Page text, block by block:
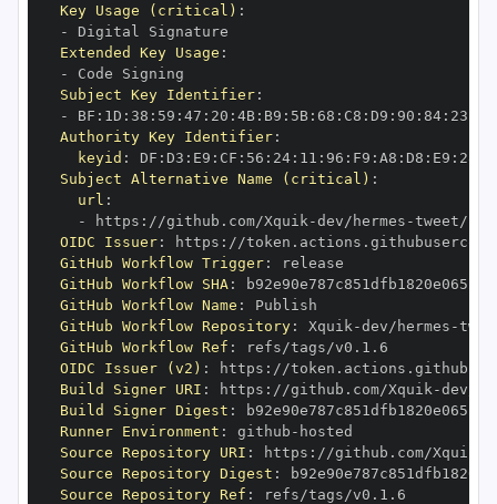
Key Usage (critical) :
-
Extended Key Usage :
-
Subject Key Identifier:
-
BF : 1D : 38 : 59 : 47 : 20 : 4B: B9 : 5B: 68 : C8 : D9 : 90 : 84: 23
Authority Key Identifier:
keyid : DF : D3 : E9 : CF : 56 : 24: 11 : 96 : F9 : A8 : D8 : E9 : 28
Subject Alternative Name (critical) :
url :
-
https : //github.com/Xquik -dev/hermes -
OIDC Issuer: https :
GitHub Workflow Trigger:
GitHub Workflow SHA:
GitHub Workflow Name :
GitHub Workflow Repository: Xquik -dev/hermes -
GitHub Workflow Ref :
OIDC Issuer (v2) : https :
Build Signer URI : https : //github.com/Xquik -dev/
Build Signer Digest :
Runner Environment : github -
Source Repository URI : https : //github.com/Xquik
Source Repository Digest :
Source Repository Ref :